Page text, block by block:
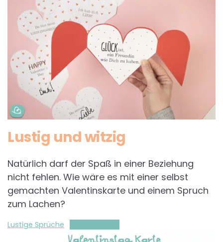
Lustig und witzig
Natürlich darf der Spaß in einer Beziehung
nicht fehlen. Wie wäre es mit einer selbst
gemachten Valentinskarte und einem Spruch
zum Lachen?
Lustige Sprüche